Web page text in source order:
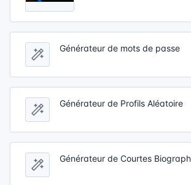
Générateur de mots de passe
Générateur de Profils Aléatoire
Générateur de Courtes